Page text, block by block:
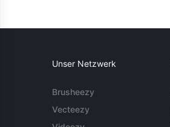
Unser Netzwerk
Brusheezy
Vecteezy